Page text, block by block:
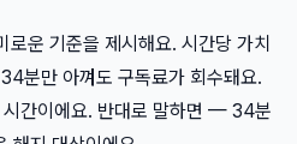
로운 기준을 제시해요. 시간당 가치
분만 아껴도 구독료가 회수돼요.
시간이에요. 반대로 말하면 — 34분